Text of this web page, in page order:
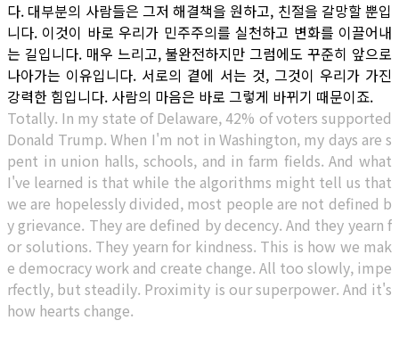
다. 대부분의 사람들은 그저 해결책을 원하고, 친절을 갈망할 뿐입
니다. 이것이 바로 우리가 민주주의를 실천하고 변화를 이끌어내
는 길입니다. 매우 느리고, 불완전하지만 그럼에도 꾸준히 앞으로
나아가는 이유입니다. 서로의 곁에 서는 것, 그것이 우리가 가진
강력한 힘입니다. 사람의 마음은 바로 그렇게 바뀌기 때문이죠.
Totally. In my state of Delaware, 42% of voters supported
Donald Trump. When I'm not in Washington, my days are s
pent in union halls, schools, and in farm fields. And what
I've learned is that while the algorithms might tell us that
we are hopelessly divided, most people are not defined b
y grievance. They are defined by decency. And they yearn f
or solutions. They yearn for kindness. This is how we mak
e democracy work and create change. All too slowly, impe
rfectly, but steadily. Proximity is our superpower. And it's
how hearts change.